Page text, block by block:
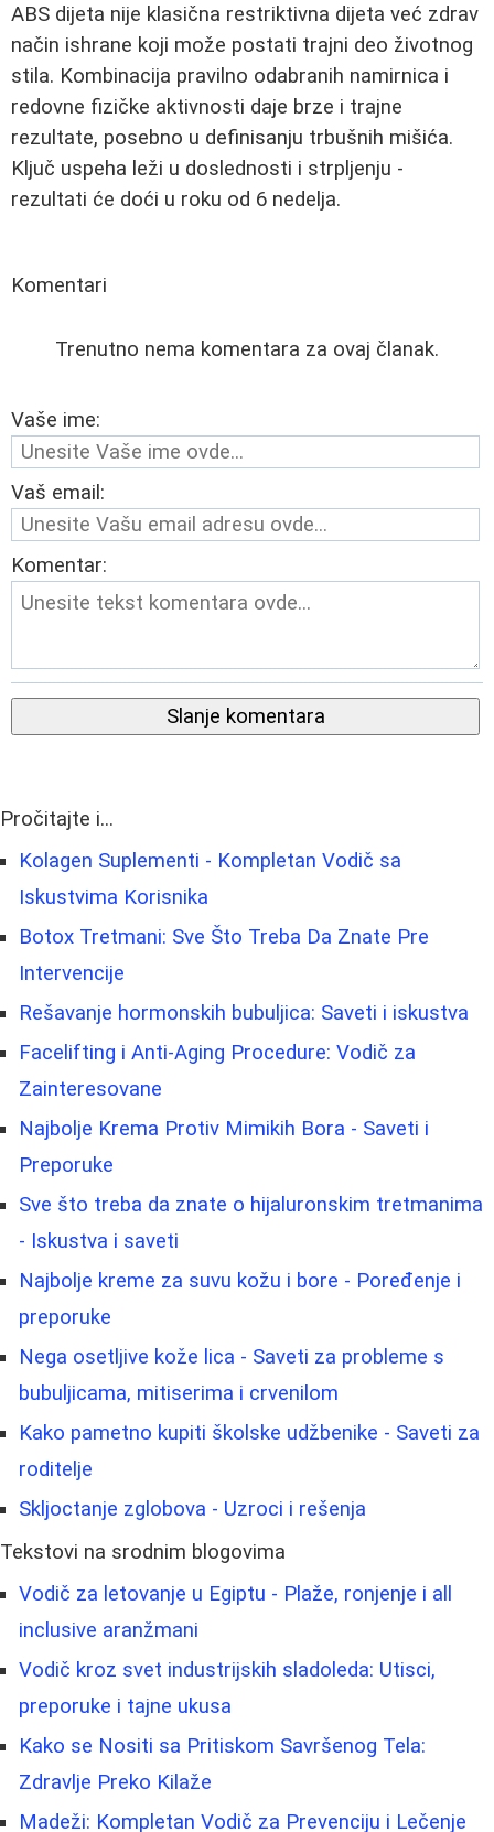
ABS dijeta nije klasična restriktivna dijeta već zdrav
način ishrane koji može postati trajni deo životnog
stila. Kombinacija pravilno odabranih namirnica i
redovne fizičke aktivnosti daje brze i trajne
rezultate, posebno u definisanju trbušnih mišića.
Ključ uspeha leži u doslednosti i strpljenju -
rezultati će doći u roku od 6 nedelja.
Komentari
Trenutno nema komentara za ovaj članak.
Vaše ime:
Vaš email:
Komentar:
Slanje komentara
Pročitajte i...
Kolagen Suplementi - Kompletan Vodič sa
Iskustvima Korisnika
Botox Tretmani: Sve Što Treba Da Znate Pre
Intervencije
Rešavanje hormonskih bubuljica: Saveti i iskustva
Facelifting i Anti-Aging Procedure: Vodič za
Zainteresovane
Najbolje Krema Protiv Mimikih Bora - Saveti i
Preporuke
Sve što treba da znate o hijaluronskim tretmanima
- Iskustva i saveti
Najbolje kreme za suvu kožu i bore - Poređenje i
preporuke
Nega osetljive kože lica - Saveti za probleme s
bubuljicama, mitiserima i crvenilom
Kako pametno kupiti školske udžbenike - Saveti za
roditelje
Skljoctanje zglobova - Uzroci i rešenja
Tekstovi na srodnim blogovima
Vodič za letovanje u Egiptu - Plaže, ronjenje i all
inclusive aranžmani
Vodič kroz svet industrijskih sladoleda: Utisci,
preporuke i tajne ukusa
Kako se Nositi sa Pritiskom Savršenog Tela:
Zdravlje Preko Kilaže
Madeži: Kompletan Vodič za Prevenciju i Lečenje